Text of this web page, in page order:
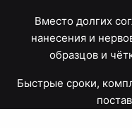
Вместо долгих
нанесения и
образцов и
Быстрые сроки,